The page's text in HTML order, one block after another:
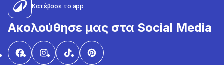
Κατέβασε το app
Ακολούθησε μας στα Social Media